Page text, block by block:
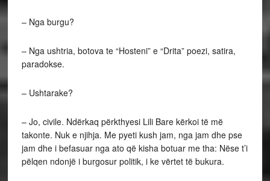
– Nga burgu?
– Nga ushtria, botova te “Hosteni” e “Drita” poezi, satira,
paradokse.
– Ushtarake?
– Jo, civile. Ndërkaq përkthyesi Lili Bare kërkoi të më
takonte. Nuk e njihja. Me pyeti kush jam, nga jam dhe pse
jam dhe i befasuar nga ato që kisha botuar me tha: Nëse t’i
pëlqen ndonjë i burgosur politik, i ke vërtet të bukura.